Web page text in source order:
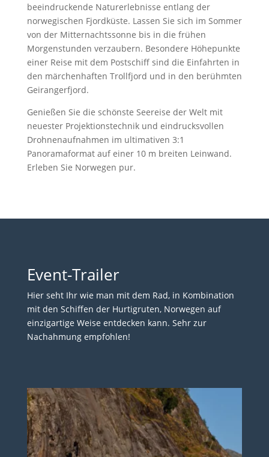
beeindruckende Naturerlebnisse entlang der
norwegischen Fjordküste. Lassen Sie sich im Sommer
von der Mitternachtssonne bis in die frühen
Morgenstunden verzaubern. Besondere Höhepunkte
einer Reise mit dem Postschiff sind die Einfahrten in
den märchenhaften Trollfjord und in den berühmten
Geirangerfjord.
Genießen Sie die schönste Seereise der Welt mit
neuester Projektionstechnik und eindrucksvollen
Drohnenaufnahmen im ultimativen 3:1
Panoramaformat auf einer 10 m breiten Leinwand.
Erleben Sie Norwegen pur.
Event-Trailer
Hier seht Ihr wie man mit dem Rad, in Kombination
mit den Schiffen der Hurtigruten, Norwegen auf
einzigartige Weise entdecken kann. Sehr zur
Nachahmung empfohlen!